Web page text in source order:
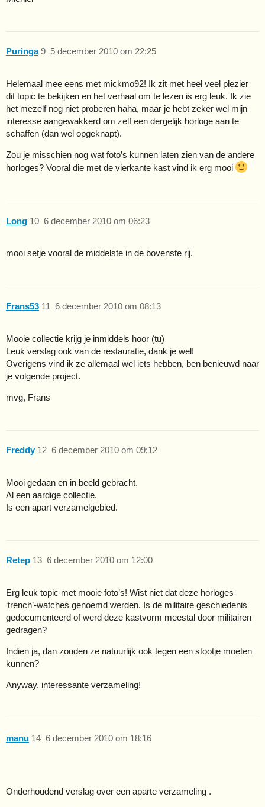
Puringa 5 december 2010 om 22:25
9
Helemaal mee eens met mickmo92! Ik zit met heel veel plezier
dit topic te bekijken en het verhaal om te lezen is erg leuk. Ik zie
het mezelf nog niet proberen haha, maar je hebt zeker wel mijn
interesse aangewakkerd om zelf een dergelijk horloge aan te
schaffen (dan wel opgeknapt).
Zou je misschien nog wat foto’s kunnen laten zien van de andere
horloges? Vooral die met de vierkante kast vind ik erg mooi
Long 6 december 2010 om 06:23
10
mooi setje vooral de middelste in de bovenste rij.
Frans53 6 december 2010 om 08:13
11
Mooie collectie krijg je inmiddels hoor (tu)
Leuk verslag ook van de restauratie, dank je wel!
Overigens vind ik ze allemaal wel iets hebben, ben benieuwd naar
je volgende project.
mvg, Frans
Freddy 6 december 2010 om 09:12
12
Mooi gedaan en in beeld gebracht.
Al een aardige collectie.
Is een apart verzamelgebied.
Retep 6 december 2010 om 12:00
13
Erg leuk topic met mooie foto’s! Wist niet dat deze horloges
‘trench’-watches genoemd werden. Is de militaire geschiedenis
gedocumenteerd of werd deze kastvorm meestal door militairen
gedragen?
Indien ja, dan zouden ze natuurlijk ook tegen een stootje moeten
kunnen?
Anyway, interessante verzameling!
manu 6 december 2010 om 18:16
14
Onderhoudend verslag over een aparte verzameling .